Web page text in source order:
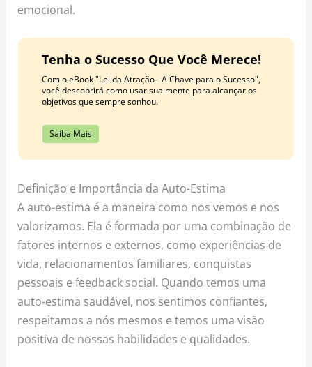
emocional.
Tenha o Sucesso Que Você Merece!
Com o eBook "Lei da Atração - A Chave para o Sucesso",
você descobrirá como usar sua mente para alcançar os
objetivos que sempre sonhou.
Saiba Mais
Definição e Importância da Auto-Estima
A auto-estima é a maneira como nos vemos e nos
valorizamos. Ela é formada por uma combinação de
fatores internos e externos, como experiências de
vida, relacionamentos familiares, conquistas
pessoais e feedback social. Quando temos uma
auto-estima saudável, nos sentimos confiantes,
respeitamos a nós mesmos e temos uma visão
positiva de nossas habilidades e qualidades.